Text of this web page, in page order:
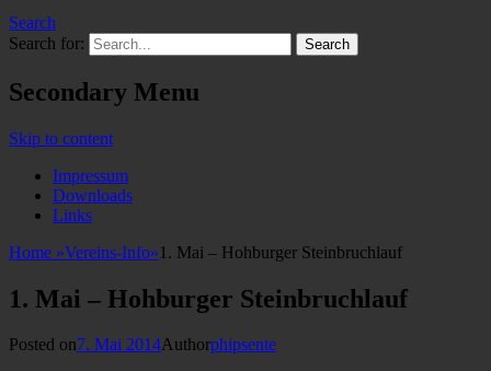
Search
Search for:
Secondary Menu
Skip to content
Impressum
Downloads
Links
Home »Vereins-Info»1. Mai – Hohburger Steinbruchlauf
1. Mai – Hohburger Steinbruchlauf
Posted on7. Mai 2014Authorphipsente